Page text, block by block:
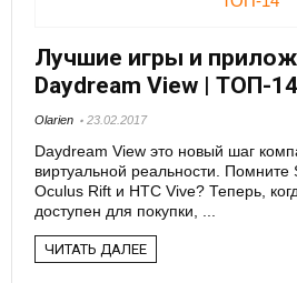
Лучшие игры и
Daydream View | ТОП-14
Olarien 23.02.2017
Daydream View это новый шаг
виртуальной реальности. Помните
Oculus Rift и HTC Vive? Теперь,
доступен для покупки, ...
ЧИТАТЬ ДАЛЕЕ